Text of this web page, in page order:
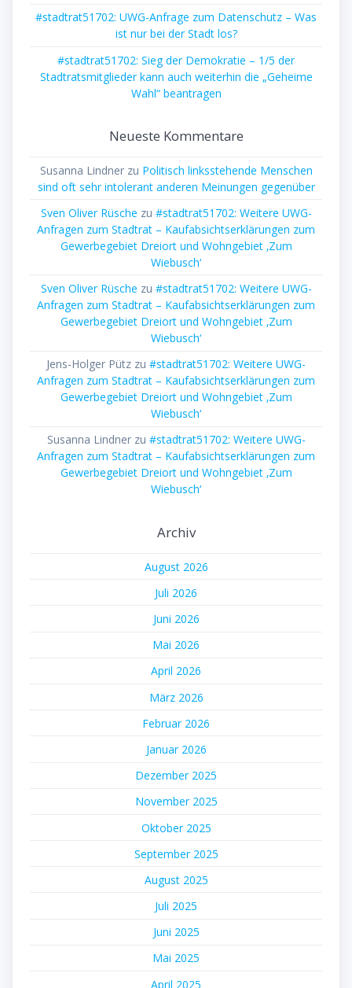
#stadtrat51702: UWG-Anfrage zum Datenschutz – Was
ist nur bei der Stadt los?
#stadtrat51702: Sieg der Demokratie – 1/5 der
Stadtratsmitglieder kann auch weiterhin die „Geheime
Wahl“ beantragen
Neueste Kommentare
Susanna Lindnerzu Politisch linksstehende Menschen
sind oft sehr intolerant anderen Meinungen gegenüber
Sven Oliver Rüsche zu #stadtrat51702: Weitere UWG-
Anfragen zum Stadtrat – Kaufabsichtserklärungen zum
Gewerbegebiet Dreiort und Wohngebiet ‚Zum
Wiebusch‘
Sven Oliver Rüsche zu #stadtrat51702: Weitere UWG-
Anfragen zum Stadtrat – Kaufabsichtserklärungen zum
Gewerbegebiet Dreiort und Wohngebiet ‚Zum
Wiebusch‘
Jens-Holger Pütz zu #stadtrat51702: Weitere UWG-
Anfragen zum Stadtrat – Kaufabsichtserklärungen zum
Gewerbegebiet Dreiort und Wohngebiet ‚Zum
Wiebusch‘
Susanna Lindnerzu #stadtrat51702: Weitere UWG-
Anfragen zum Stadtrat – Kaufabsichtserklärungen zum
Gewerbegebiet Dreiort und Wohngebiet ‚Zum
Wiebusch‘
Archiv
August 2026
Juli 2026
Juni 2026
Mai 2026
April 2026
März 2026
Februar 2026
Januar 2026
Dezember 2025
November 2025
Oktober 2025
September 2025
August 2025
Juli 2025
Juni 2025
Mai 2025
April 2025